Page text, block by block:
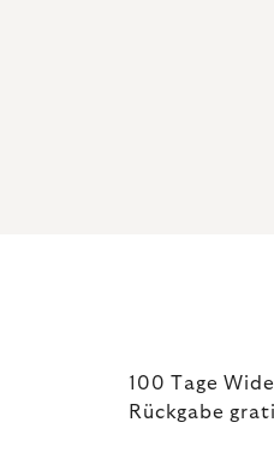
100 Tage
Rückgabe